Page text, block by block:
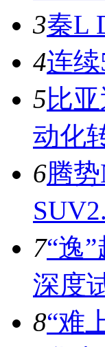
3秦L
4连
5比
动化
6腾
7“逸
深度
8“难